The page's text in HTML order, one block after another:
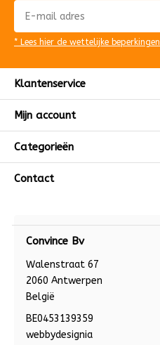
* Lees hier de wettelijke beperkingen
Klantenservice
Mijn account
Categorieën
Contact
Convince Bv
Walenstraat 67
2060 Antwerpen
België
BE0453139359
webbydesignia